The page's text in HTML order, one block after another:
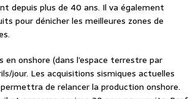
depuis plus de 40 ans. Il va également
pour dénicher les meilleures zones de
onshore (dans l’espace terrestre par
jour. Les acquisitions sismiques actuelles
de relancer la production onshore.